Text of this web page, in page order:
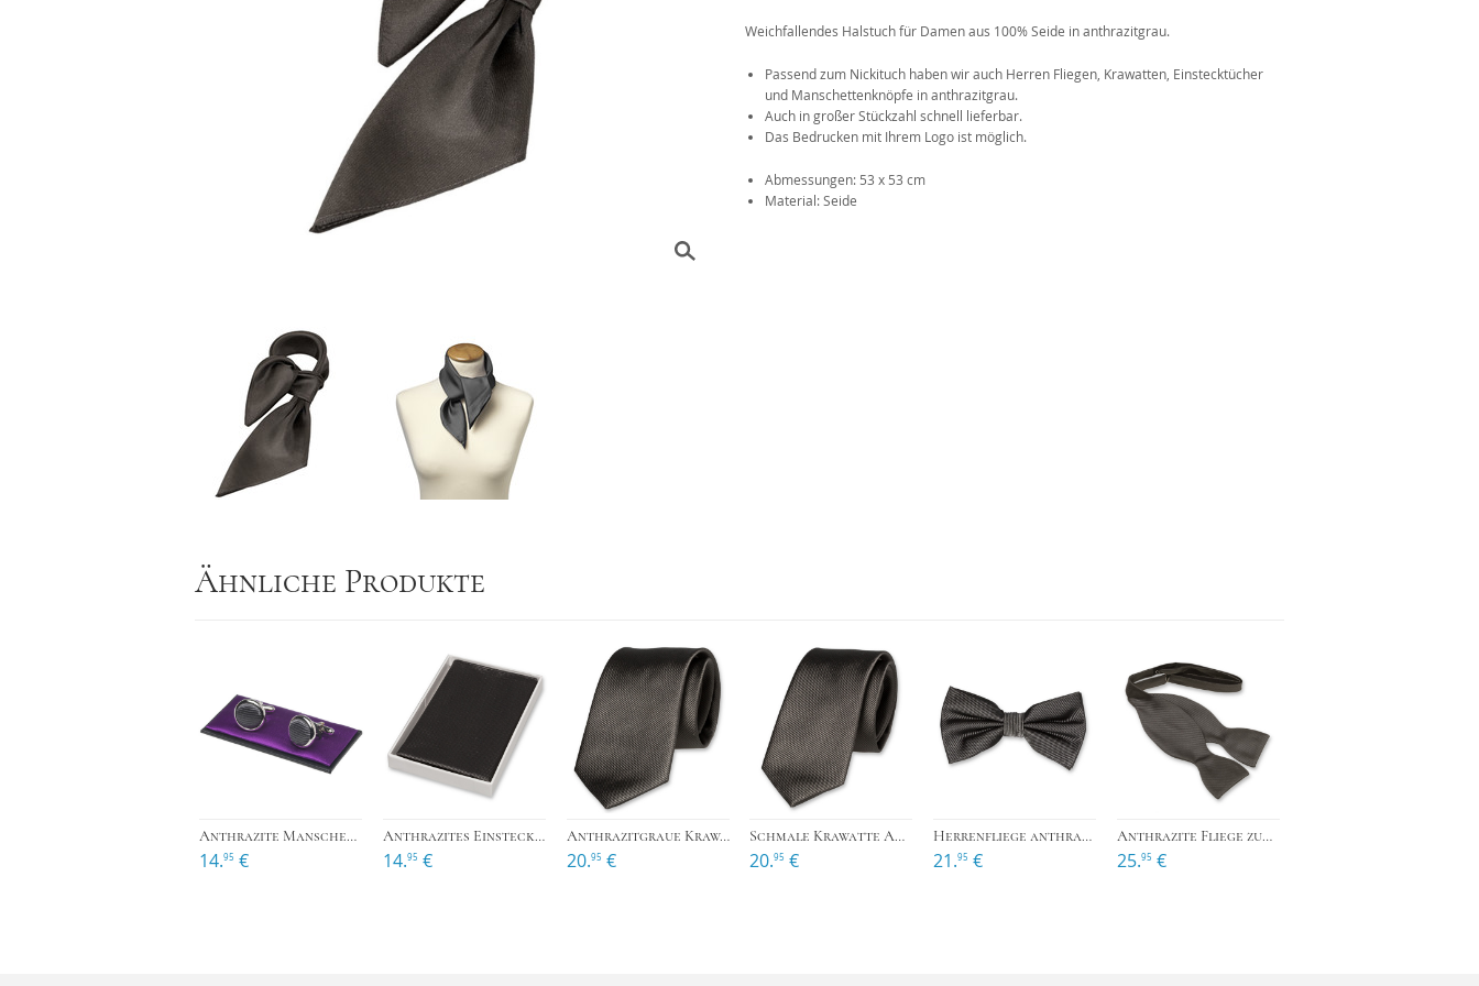
Stoffmasken
Gesichtsmasken Zubehör
Das 1x1 der Krawattenknoten
Weichfallendes Halstuch für Damen aus 100% Seide in anthrazitgrau.
Passend zum Nickituch haben wir auch Herren Fliegen, Krawatten, Einstecktücher
und Manschettenknöpfe inanthrazitgrau.
Auch in großer Stückzahl schnell lieferbar.
Das Bedrucken mit Ihrem Logo ist möglich.
Abmessungen: 53 x 53 cm
Material: Seide
Ähnliche Produkte
›
Anthrazite Manschettenknöpfe
14.95 €
›
Anthrazites Einstecktuch
14.95 €
›
Anthrazitgraue Krawatte
20.95 €
Schmale Krawatte Anthrazit
20.95 €
›
Herrenfliege anthrazit
21.95 €
Anthrazite Fliege zum Selberbinden
25.95 €